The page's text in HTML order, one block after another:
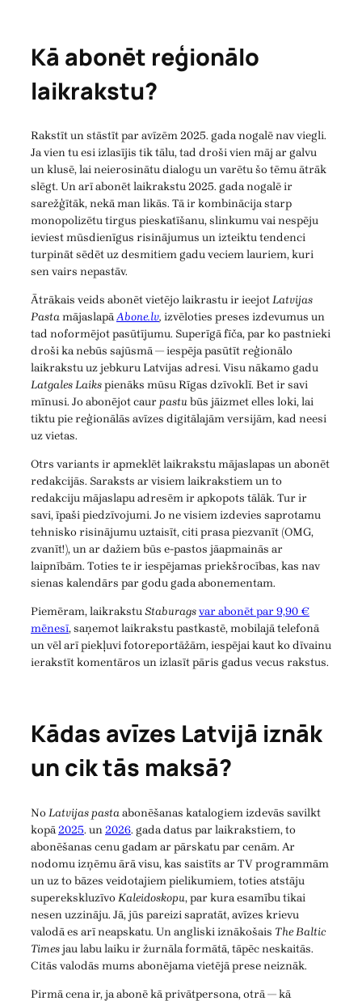
Kā abonēt reģionālo
laikrakstu?
Rakstīt un stāstīt par avīzēm 2025. gada nogalē nav viegli.
Ja vien tu esi izlasījis tik tālu, tad droši vien māj ar galvu
un klusē, lai neierosinātu dialogu un varētu šo tēmu ātrāk
slēgt. Un arī abonēt laikrakstu 2025. gada nogalē ir
sarežģītāk, nekā man likās. Tā ir kombinācija starp
monopolizētu tirgus pieskatīšanu, slinkumu vai nespēju
ieviest mūsdienīgus risinājumus un izteiktu tendenci
turpināt sēdēt uz desmitiem gadu veciem lauriem, kuri
sen vairs nepastāv.
Ātrākais veids abonēt vietējo laikrastu ir ieejotLatvijas
PastamājaslapāAbone.lv, izvēloties preses izdevumus un
tad noformējot pasūtījumu. Superīgā fīča, par ko pastnieki
droši ka nebūs sajūsmā — iespēja pasūtīt reģionālo
laikrakstu uz jebkuru Latvijas adresi. Visu nākamo gadu
Latgales Laikspienāks mūsu Rīgas dzīvoklī. Bet ir savi
mīnusi. Jo abonējot caurpastubūs jāizmet elles loki, lai
tiktu pie reģionālās avīzes digitālajām versijām, kad neesi
uz vietas.
Otrs variants ir apmeklēt laikrakstu mājaslapas un abonēt
redakcijās. Saraksts ar visiem laikrakstiem un to
redakciju mājaslapu adresēm ir apkopots tālāk. Tur ir
savi, īpaši piedzīvojumi. Jo ne visiem izdevies saprotamu
tehnisko risinājumu uztaisīt, citi prasa piezvanīt (OMG,
zvanīt!), un ar dažiem būs e-pastos jāapmainās ar
laipnībām. Toties te ir iespējamas priekšrocības, kas nav
sienas kalendārs par godu gada abonementam.
Piemēram, laikrakstuStaburagsvar abonēt par 9,90 €
mēnesī, saņemot laikrakstu pastkastē, mobilajā telefonā
un vēl arī piekļuvi fotoreportāžām, iespējai kaut ko dīvainu
ierakstīt komentāros un izlasīt pāris gadus vecus rakstus.
Kādas avīzes Latvijā iznāk
un cik tās maksā?
NoLatvijas pastaabonēšanas katalogiem izdevās savilkt
kopā2025. un2026. gada datus par laikrakstiem, to
abonēšanas cenu gadam ar pārskatu par cenām. Ar
nodomu izņēmu ārā visu, kas saistīts ar TV programmām
un uz to bāzes veidotajiem pielikumiem, toties atstāju
superekskluzīvoKaleidoskopu, par kura esamību tikai
nesen uzzināju. Jā, jūs pareizi sapratāt, avīzes krievu
valodā es arī neapskatu. Un angliski iznākošais The Baltic
Timesjau labu laiku ir žurnāla formātā, tāpēc neskaitās.
Citās valodās mums abonējama vietējā prese neiznāk.
Pirmā cena ir, ja abonē kā privātpersona, otrā — kā